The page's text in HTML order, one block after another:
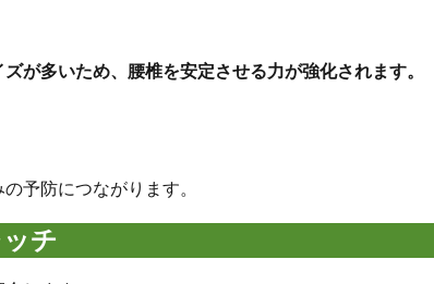
が多いため、腰椎を安定させる力が強化されます。
予防につながります。
チ